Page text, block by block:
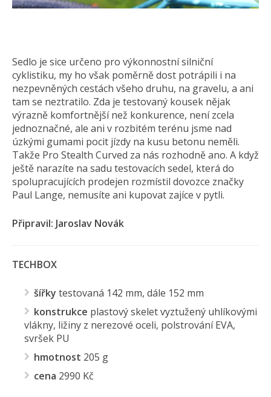
Sedlo je sice určeno pro výkonnostní silniční
cyklistiku, my ho však poměrně dost potrápili i na
nezpevněných cestách všeho druhu, na gravelu, a ani
tam se neztratilo. Zda je testovaný kousek nějak
výrazně komfortnější než konkurence, není zcela
jednoznačné, ale ani v rozbitém terénu jsme nad
úzkými gumami pocit jízdy na kusu betonu neměli.
Takže Pro Stealth Curved za nás rozhodně ano. A když
ještě narazíte na sadu testovacích sedel, která do
spolupracujících prodejen rozmístil dovozce značky
Paul Lange, nemusíte ani kupovat zajíce v pytli.
Připravil: Jaroslav Novák
TECHBOX
šířky testovaná 142 mm, dále 152 mm
konstrukce plastový skelet vyztužený uhlíkovými
vlákny, ližiny z nerezové oceli, polstrování EVA,
svršek PU
hmotnost 205 g
cena 2990 Kč